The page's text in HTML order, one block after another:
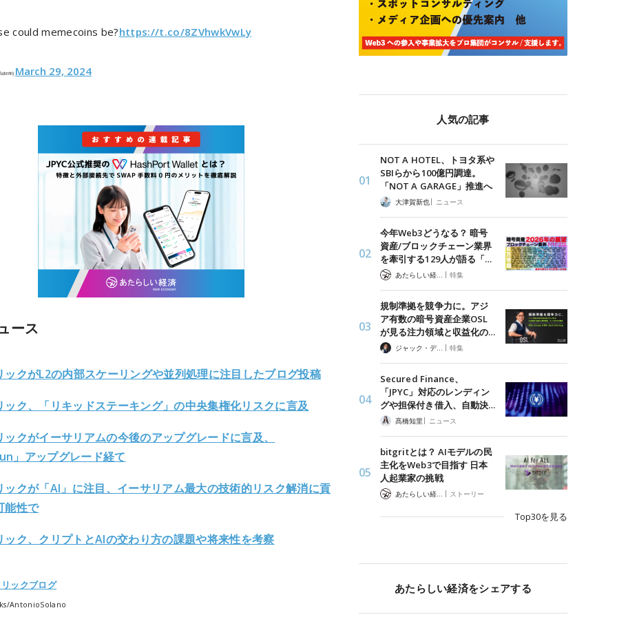
could memecoins be?https://t.co/8ZVhwkVwLy
March 29, 2024
ース
ックがL2の内部スケーリングや並列処理に注目したブログ投稿
ック、「リキッドステーキング」の中央集権化リスクに言及
ックがイーサリアムの今後のアップグレードに言及、
」アップグレード経て
ックが「AI」に注目、イーサリアム最大の技術的リスク解消に貢
能性で
ック、クリプトとAIの交わり方の課題や将来性を考察
ックブログ
AntonioSolano
人気の記事
NOT A HOTEL、トヨタ系や
SBIらから100億円調達。
「NOT A GARAGE」推進へ
大津賀新也| ニュース
今年Web3どうなる？ 暗号
資産/ブロックチェーン業界
を牽引する129人が語る「…
| 特集
規制準拠を競争力に。アジ
ア有数の暗号資産企業OSL
が見る注力領域と収益化の…
ジャック・デロン（Jack Derong） | 特集
Secured Finance、
「JPYC」対応のレンディン
グや担保付き借入、自動決…
髙橋知里 | ニュース
bitgritとは？ AIモデルの民
主化をWeb3で目指す 日本
人起業家の挑戦
| ストーリー
Top30を見る
あたらしい経済をシェアする